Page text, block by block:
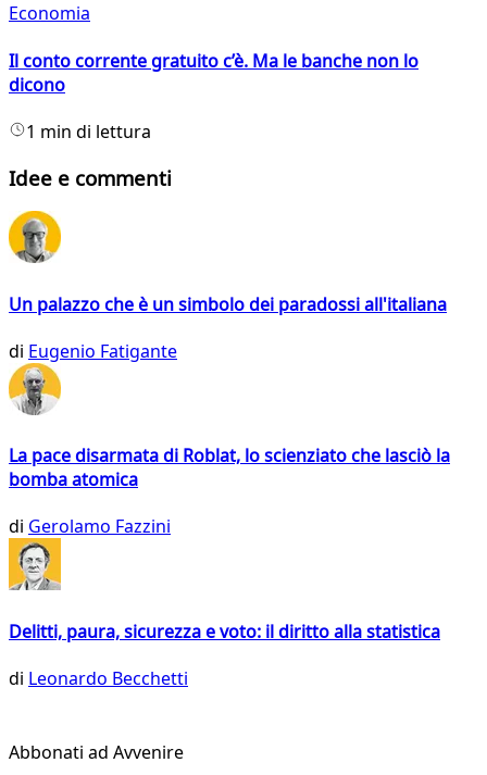
Economia
Il conto corrente gratuito c’è. Ma le banche non lo
dicono
1 min di lettura
Idee e commenti
Un palazzo che è un simbolo dei paradossi all'italiana
di Eugenio Fatigante
La pace disarmata di Roblat, lo scienziato che lasciò la
bomba atomica
di Gerolamo Fazzini
Delitti, paura, sicurezza e voto: il diritto alla statistica
di Leonardo Becchetti
Abbonati ad Avvenire